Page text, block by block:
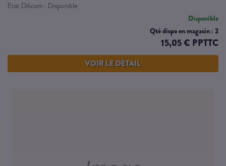
Etat Dilicom : Disponible
Disponible
Qté dispo en magasin : 2
15,05 € PPTTC
VOIR LE DÉTAIL